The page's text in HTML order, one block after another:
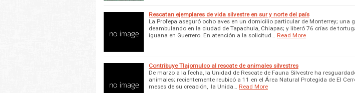
Rescatan ejemplares de vida silvestre en sur y norte del país
La Profepa aseguró ocho aves en un domicilio particular de Monterrey; una
deambulando en la ciudad de Tapachula, Chiapas; y liberó 76 crías de
iguana en Guerrero. En atención a la solicitud…
Read More
Contribuye Tlajomulco al rescate de animales silvestres
De marzo a la fecha, la Unidad de Rescate de Fauna Silvestre ha
animales; recientemente reubicó a 11 en el Área Natural Protegida de El
meses de su creación, la Unida…
Read More